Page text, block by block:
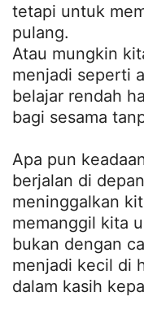
tetapi untuk
pulang.
Atau mungkin
menjadi seperti
belajar rendah
bagi sesama
Apa pun
berjalan di
meninggalkan
memanggil kita
bukan dengan
menjadi kecil di
dalam kasih